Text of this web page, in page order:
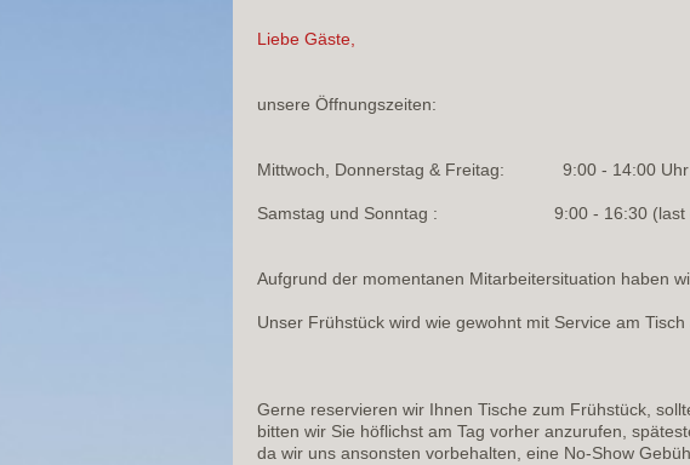
Liebe Gäste,
unsere Öffnungszeiten:
Mittwoch, Donnerstag & Freitag: 9:00 - 14:00 Uhr
Samstag und Sonntag : 9:00 - 16:30 (last
Aufgrund der momentanen Mitarbeitersituation haben
Unser Frühstück wird wie gewohnt mit Service am
Gerne reservieren wir Ihnen Tische zum Frühstück,
bitten wir Sie höflichst am Tag vorher anzurufen,
da wir uns ansonsten vorbehalten, eine No-Show